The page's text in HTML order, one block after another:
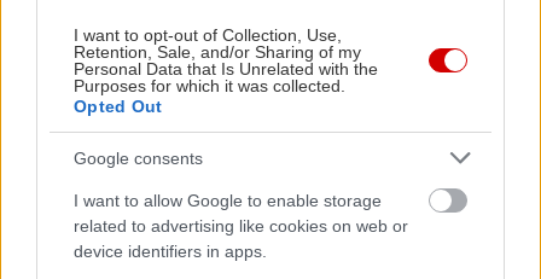
I want to opt-out of Collection, Use,
Retention, Sale, and/or Sharing of my
Personal Data that Is Unrelated with the
Purposes for which it was collected.
Opted Out
Google consents
I want to allow Google to enable storage
related to advertising like cookies on web or
device identifiers in apps.
in2life team
Γεννήθηκε τον Νοέμβριο του 2005, βρήκε τον δρόμο της
(μαζί με την έμπνευση) στα στενά της Αθήνας, κι από τότε
μέχρι σήμερα δεν έχει σταματήσει να μεγαλώνει.
συνοικιακά κουτούκια και σε τρέντι μπαρ, και θα σου μιλήσει
με τον ίδιο ενθουσιασμό για τα ταξίδια της, τα νέα της
ημέρας, τα θέατρα της πόλης, τις παλαβομάρες του ίντερνετ